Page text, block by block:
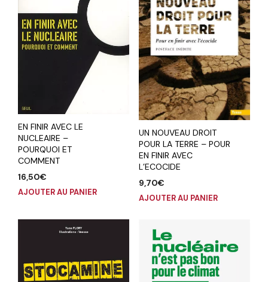
EN FINIR AVEC LE
NUCLEAIRE –
POURQUOI ET
COMMENT
16,50€
AJOUTER AU PANIER
UN NOUVEAU DROIT
POUR LA TERRE – POUR
EN FINIR AVEC
L’ECOCIDE
9,70€
AJOUTER AU PANIER